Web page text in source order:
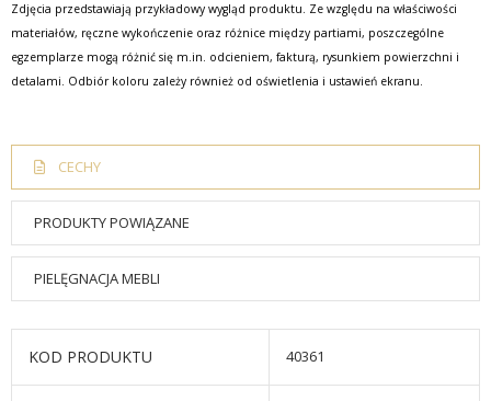
Zdjęcia przedstawiają przykładowy wygląd produktu. Ze względu na właściwości
materiałów, ręczne wykończenie oraz różnice między partiami, poszczególne
egzemplarze mogą różnić się m.in. odcieniem, fakturą, rysunkiem powierzchni i
detalami. Odbiór koloru zależy również od oświetlenia i ustawień ekranu.
CECHY
PRODUKTY POWIĄZANE
PIELĘGNACJA MEBLI
KOD PRODUKTU 40361